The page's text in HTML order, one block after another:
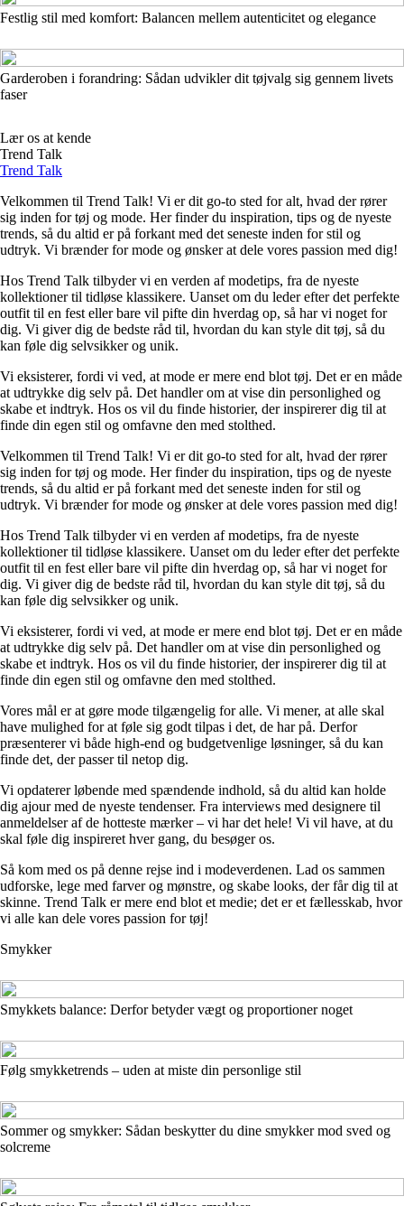
Festlig stil med komfort: Balancen mellem autenticitet og elegance
Garderoben i forandring: Sådan udvikler dit tøjvalg sig gennem livets
faser
Lær os at kende
Trend Talk
Trend Talk
Velkommen til Trend Talk! Vi er dit go-to sted for alt, hvad der rører
sig inden for tøj og mode. Her finder du inspiration, tips og de nyeste
trends, så du altid er på forkant med det seneste inden for stil og
udtryk. Vi brænder for mode og ønsker at dele vores passion med dig!
Hos Trend Talk tilbyder vi en verden af modetips, fra de nyeste
kollektioner til tidløse klassikere. Uanset om du leder efter det perfekte
outfit til en fest eller bare vil pifte din hverdag op, så har vi noget for
dig. Vi giver dig de bedste råd til, hvordan du kan style dit tøj, så du
kan føle dig selvsikker og unik.
Vi eksisterer, fordi vi ved, at mode er mere end blot tøj. Det er en måde
at udtrykke dig selv på. Det handler om at vise din personlighed og
skabe et indtryk. Hos os vil du finde historier, der inspirerer dig til at
finde din egen stil og omfavne den med stolthed.
Velkommen til Trend Talk! Vi er dit go-to sted for alt, hvad der rører
sig inden for tøj og mode. Her finder du inspiration, tips og de nyeste
trends, så du altid er på forkant med det seneste inden for stil og
udtryk. Vi brænder for mode og ønsker at dele vores passion med dig!
Hos Trend Talk tilbyder vi en verden af modetips, fra de nyeste
kollektioner til tidløse klassikere. Uanset om du leder efter det perfekte
outfit til en fest eller bare vil pifte din hverdag op, så har vi noget for
dig. Vi giver dig de bedste råd til, hvordan du kan style dit tøj, så du
kan føle dig selvsikker og unik.
Vi eksisterer, fordi vi ved, at mode er mere end blot tøj. Det er en måde
at udtrykke dig selv på. Det handler om at vise din personlighed og
skabe et indtryk. Hos os vil du finde historier, der inspirerer dig til at
finde din egen stil og omfavne den med stolthed.
Vores mål er at gøre mode tilgængelig for alle. Vi mener, at alle skal
have mulighed for at føle sig godt tilpas i det, de har på. Derfor
præsenterer vi både high-end og budgetvenlige løsninger, så du kan
finde det, der passer til netop dig.
Vi opdaterer løbende med spændende indhold, så du altid kan holde
dig ajour med de nyeste tendenser. Fra interviews med designere til
anmeldelser af de hotteste mærker – vi har det hele! Vi vil have, at du
skal føle dig inspireret hver gang, du besøger os.
Så kom med os på denne rejse ind i modeverdenen. Lad os sammen
udforske, lege med farver og mønstre, og skabe looks, der får dig til at
skinne. Trend Talk er mere end blot et medie; det er et fællesskab, hvor
vi alle kan dele vores passion for tøj!
Smykker
Smykkets balance: Derfor betyder vægt og proportioner noget
Følg smykketrends – uden at miste din personlige stil
Sommer og smykker: Sådan beskytter du dine smykker mod sved og
solcreme